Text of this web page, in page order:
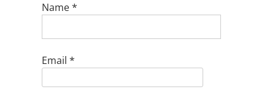
Name*
Email *